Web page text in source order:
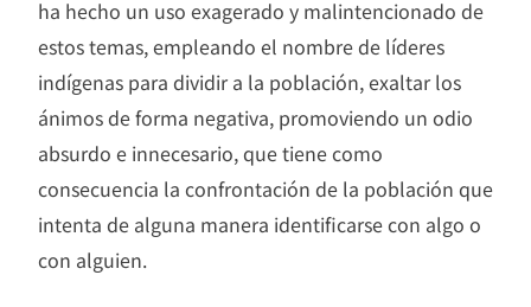
ha hecho un uso exagerado y malintencionado de
estos temas, empleando el nombre de líderes
indígenas para dividir a la población, exaltar los
ánimos de forma negativa, promoviendo un odio
absurdo e innecesario, que tiene como
consecuencia la confrontación de la población que
intenta de alguna manera identificarse con algo o
con alguien.